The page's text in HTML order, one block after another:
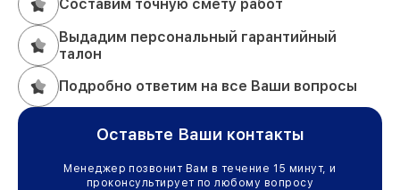
Составим точную смету работ
Выдадим персональный гарантийный
талон
Подробно ответим на все Ваши вопросы
Оставьте Ваши контакты
Менеджер позвонит Вам в течение 15 минут, и
проконсультирует по любому вопросу